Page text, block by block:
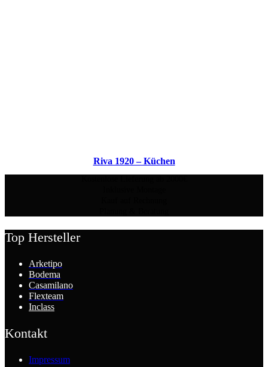
Riva 1920 – Küchen
Top Hersteller
Arketipo
Bodema
Casamilano
Flexteam
Inclass
Kontakt
Impressum